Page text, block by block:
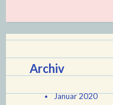
Archiv
Januar 2020